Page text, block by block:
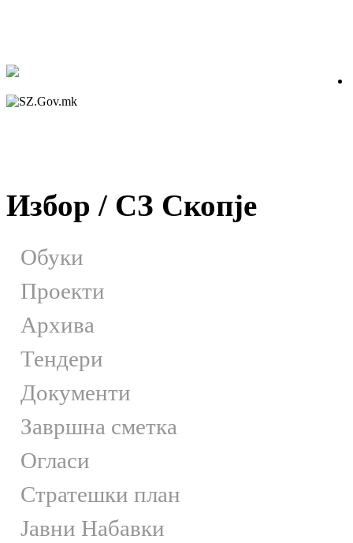
Избор / СЗ Скопје
Обуки
Проекти
Архива
Тендери
Документи
Завршна сметка
Огласи
Стратешки план
Јавни Набавки